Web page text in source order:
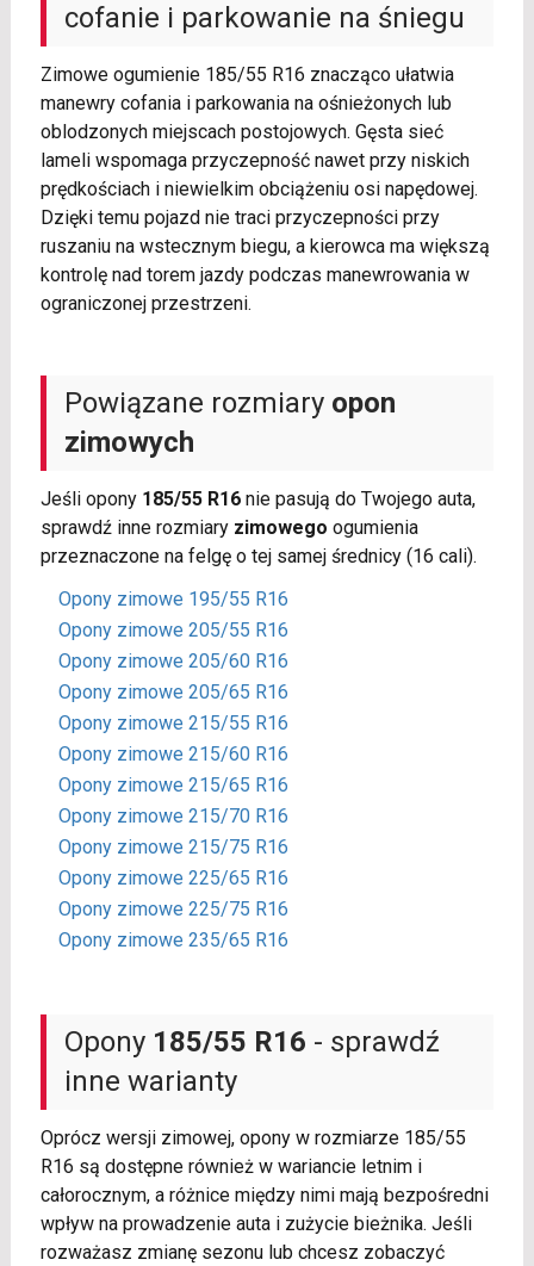
cofanie i parkowanie na śniegu
Zimowe ogumienie 185/55 R16 znacząco ułatwia
manewry cofania i parkowania na ośnieżonych lub
oblodzonych miejscach postojowych. Gęsta sieć
lameli wspomaga przyczepność nawet przy niskich
prędkościach i niewielkim obciążeniu osi napędowej.
Dzięki temu pojazd nie traci przyczepności przy
ruszaniu na wstecznym biegu, a kierowca ma większą
kontrolę nad torem jazdy podczas manewrowania w
ograniczonej przestrzeni.
Powiązane rozmiary opon
zimowych
Jeśli opony 185/55 R16nie pasują do Twojego auta,
sprawdź inne rozmiary zimowego ogumienia
przeznaczone na felgę o tej samej średnicy (16 cali).
Opony zimowe 195/55 R16
Opony zimowe 205/55 R16
Opony zimowe 205/60 R16
Opony zimowe 205/65 R16
Opony zimowe 215/55 R16
Opony zimowe 215/60 R16
Opony zimowe 215/65 R16
Opony zimowe 215/70 R16
Opony zimowe 215/75 R16
Opony zimowe 225/65 R16
Opony zimowe 225/75 R16
Opony zimowe 235/65 R16
Opony 185/55 R16 - sprawdź
inne warianty
Oprócz wersji zimowej, opony w rozmiarze 185/55
R16 są dostępne również w wariancie letnim i
całorocznym, a różnice między nimi mają bezpośredni
wpływ na prowadzenie auta i zużycie bieżnika. Jeśli
rozważasz zmianę sezonu lub chcesz zobaczyć